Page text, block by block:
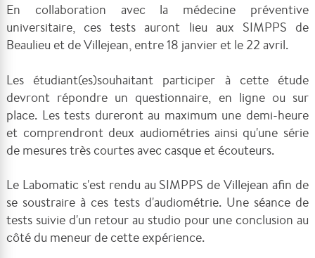
En collaboration avec la médecine préventive
universitaire, ces tests auront lieu aux SIMPPS de
Beaulieu et de Villejean, entre 18 janvier et le 22 avril.
Les étudiant(es)souhaitant participer à cette étude
devront répondre un questionnaire, en ligne ou sur
place. Les tests dureront au maximum une demi-heure
et comprendront deux audiométries ainsi qu'une série
de mesures très courtes avec casque et écouteurs.
Le Labomatic s'est rendu au SIMPPS de Villejean afin de
se soustraire à ces tests d'audiométrie. Une séance de
tests suivie d'un retour au studio pour une conclusion au
côté du meneur de cette expérience.